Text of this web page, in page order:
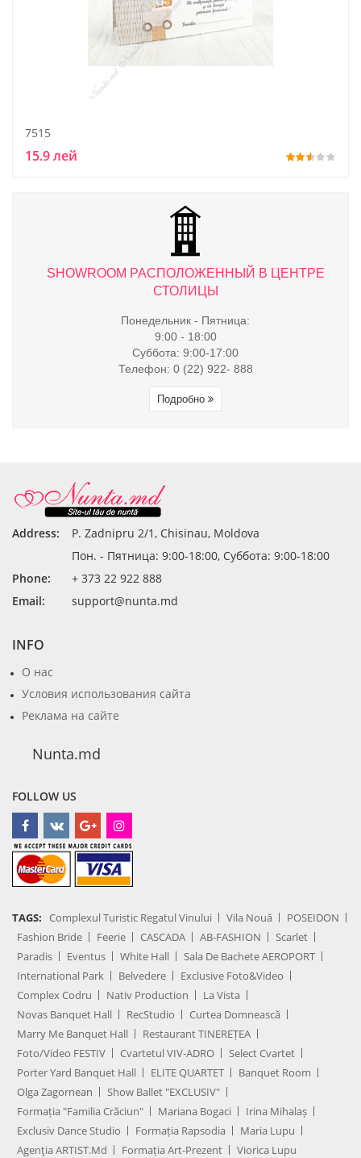
7515
15.9 лей
SHOWROOM РАСПОЛОЖЕННЫЙ В ЦЕНТРЕ
СТОЛИЦЫ
Понедельник - Пятница:
9:00 - 18:00
Суббота: 9:00-17:00
Телефон: 0 (22) 922- 888
Подробно
Address:
P. Zadnipru 2/1, Chisinau, Moldova
Пон. - Пятница: 9:00-18:00, Суббота: 9:00-18:00
Phone:
+ 373 22 922 888
Email:
support@nunta.md
INFO
О нас
Условия использования сайта
Реклама на сайте
Nunta.md
FOLLOW US
TAGS: Complexul Turistic Regatul Vinului Vila Nouă
POSEIDON
Fashion Bride
Feerie CASCADA AB-FASHION
Scarlet
Paradis
Eventus White Hall
Sala De Bachete AEROPORT
International Park
Belvedere
Exclusive Foto&Video
Complex Codru
Nativ Production
La Vista
Novas Banquet Hall
RecStudio
Curtea Domnească
Marry Me Banquet Hall
Restaurant TINEREȚEA
Foto/Video FESTIV
Cvartetul VIV-ADRO
Select Cvartet
Porter Yard Banquet Hall
ELITE QUARTET
Banquet Room
Olga Zagornean
Show Ballet "EXCLUSIV"
Formația "Familia Crăciun"
Mariana Bogaci
Irina Mihalaș
Exclusiv Dance Studio
Formația Rapsodia
Maria Lupu
Agenţia ARTIST.md
Formația Art-Prezent Viorica Lupu